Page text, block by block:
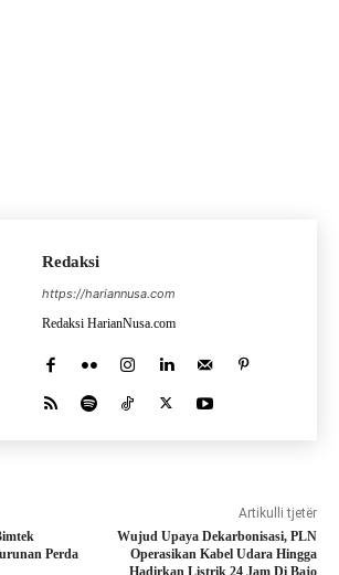
Redaksi
https://hariannusa.com
Redaksi HarianNusa.com
Perda
Artikulli tjetër
Wujud Upaya Dekarbonisasi, PLN
Operasikan Kabel Udara Hingga